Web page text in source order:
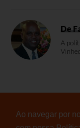
Ao navegar por
De
A